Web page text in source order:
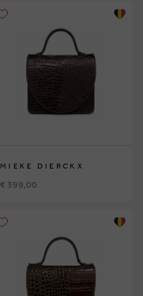
MIEKE DIERCKX
€ 399,00